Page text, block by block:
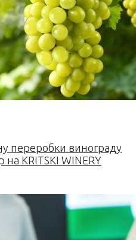
переробки винограду
KRITSKI WINERY